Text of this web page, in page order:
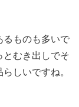
るものも多いで
とむき出しでそ
しいですね。